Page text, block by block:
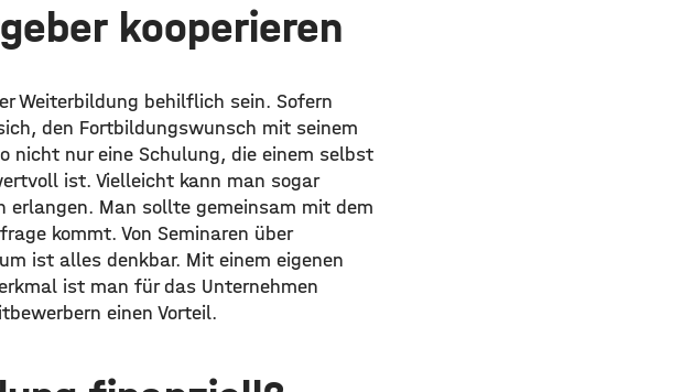
kooperieren
Weiterbildung behilflich sein. Sofern
den Fortbildungswunsch mit seinem
nicht nur eine Schulung, die einem selbst
ist. Vielleicht kann man sogar
erlangen. Man sollte gemeinsam mit dem
kommt. Von Seminaren über
ist alles denkbar. Mit einem eigenen
ist man für das Unternehmen
einen Vorteil.